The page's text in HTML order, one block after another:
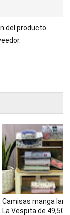
del producto
Camisas manga
La Vespita de 49,50€